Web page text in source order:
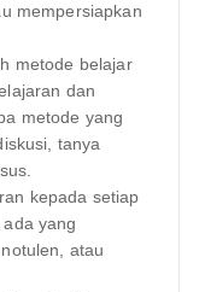
mempersiapkan
metode belajar
dan
metode yang
tanya
kepada setiap
yang
atau